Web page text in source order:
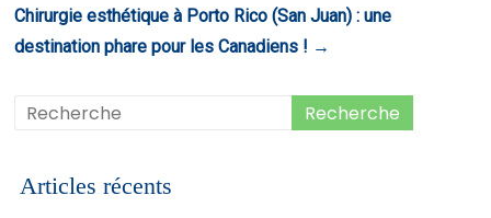
Chirurgie esthétique à Porto Rico (San Juan) : une
destination phare pour les Canadiens ! →
Articles récents